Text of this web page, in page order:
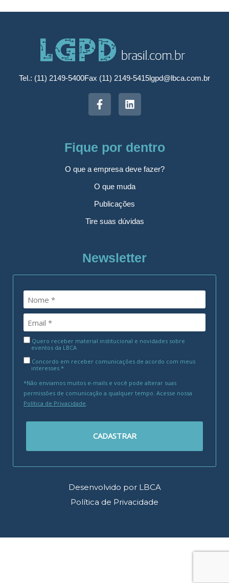
Tel.: (11) 2149-5400Fax (11) 2149-5415lgpd@lbca.com.br
Fique por dentro
O que a empresa deve fazer?
O que muda
Publicações
Tire suas dúvidas
Newsletter
Quero receber material institucional e novidades sobre
eventos da LBCA
Concordo em receber comunicações de acordo com meus
interesses.*
*Não enviamos muitos e-mails e você pode alterar suas
permissões de comunicação a qualquer tempo. Acesse nossa
Política de Privacidade
CADASTRAR
Desenvolvido por LBCA
Política de Privacidade